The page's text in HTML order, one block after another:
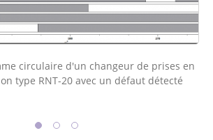
circulaire d'un changeur de prises en
type RNT-20 avec un défaut détecté